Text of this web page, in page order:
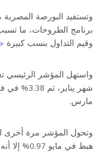
وتستفيد البورصة المصرية
برنامج الطروحات، ما
وقيم التداول بنسب كبيرة
مارس.
هبط في